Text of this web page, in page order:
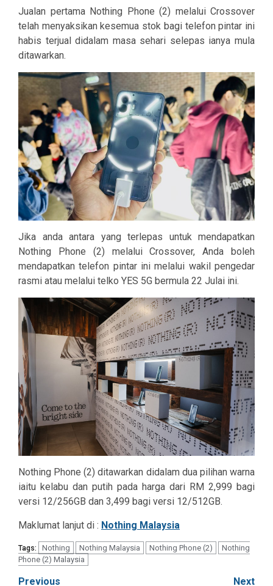
Jualan pertama Nothing Phone (2) melalui Crossover
telah menyaksikan kesemua stok bagi telefon pintar ini
habis terjual didalam masa sehari selepas ianya mula
ditawarkan.
Jika anda antara yang terlepas untuk mendapatkan
Nothing Phone (2) melalui Crossover, Anda boleh
mendapatkan telefon pintar ini melalui wakil pengedar
rasmi atau melalui telko YES 5G bermula 22 Julai ini.
Nothing Phone (2) ditawarkan didalam dua pilihan warna
iaitu kelabu dan putih pada harga dari RM 2,999 bagi
versi 12/256GB dan 3,499 bagi versi 12/512GB.
Maklumat lanjut di : Nothing Malaysia
Tags: Nothing Nothing Malaysia Nothing Phone (2)
Nothing
Phone (2) Malaysia
Previous Next